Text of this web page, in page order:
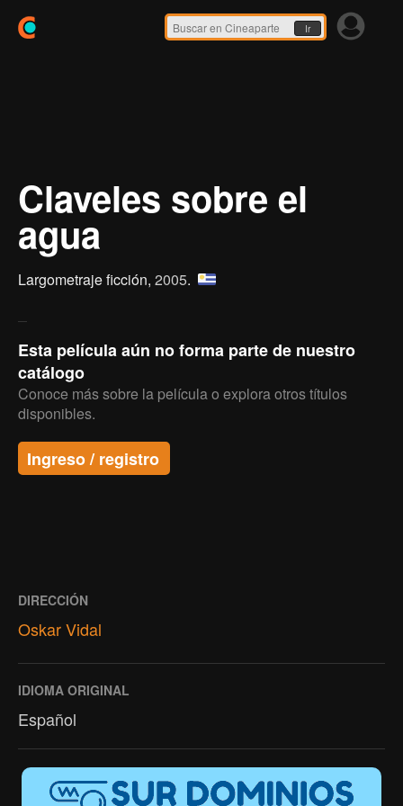
Ir
Claveles sobre el
agua
Largometraje ficción, 2005.
Esta película aún no forma parte de nuestro
catálogo
Conoce más sobre la película o explora otros títulos
disponibles.
Ingreso / registro
DIRECCIÓN
Oskar Vidal
IDIOMA ORIGINAL
Español